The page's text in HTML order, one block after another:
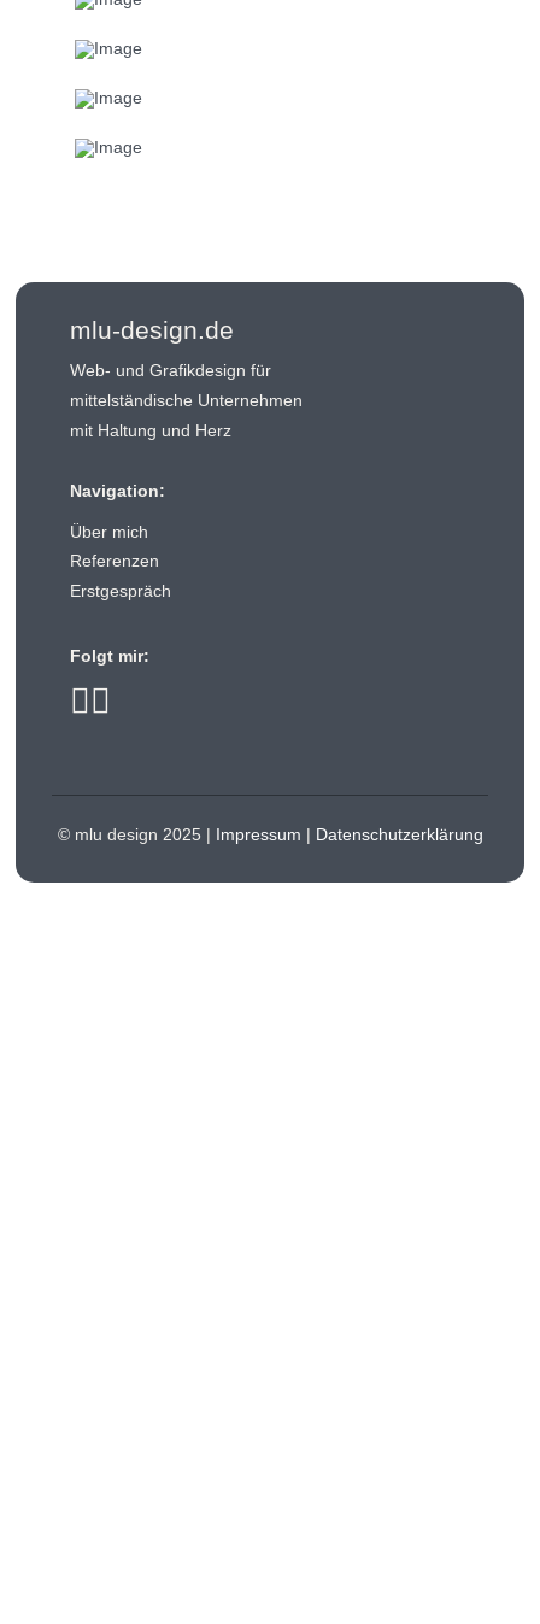
mlu-design.de
Web- und Grafikdesign für
mittelständische Unternehmen
mit Haltung und Herz
Navigation:
Über mich
Referenzen
Erstgespräch
Folgt mir:
© mlu design 2025 | Impressum | Datenschutzerklärung